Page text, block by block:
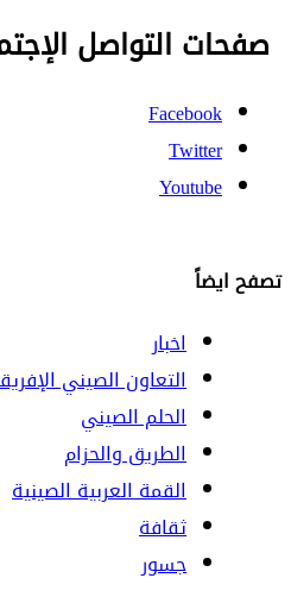
صفحات التواصل
Facebook
Twitter
Youtube
تصفح ايضاً
اخبار
التعاون الصيني
الحلم الصيني
الطريق والحزام
القمة العربية الصينية
ثقافة
جسور